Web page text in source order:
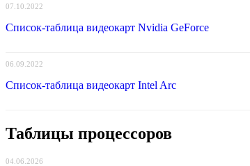
07.10.2022
Список-таблица видеокарт Nvidia GeForce
06.09.2022
Список-таблица видеокарт Intel Arc
Таблицы процессоров
04.06.2026